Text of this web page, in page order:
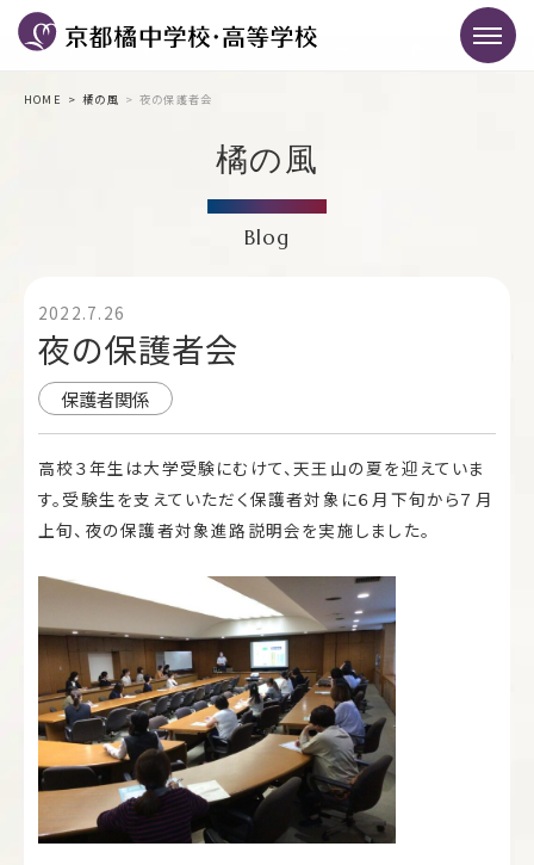
HOME 橘の風 夜の保護者会
橘の風
Blog
2022.7.26
夜の保護者会
保護者関係
高校３年生は大学受験にむけて、天王山の夏を迎えていま
す。受験生を支えていただく保護者対象に６月下旬から７月
上旬、夜の保護者対象進路説明会を実施しました。